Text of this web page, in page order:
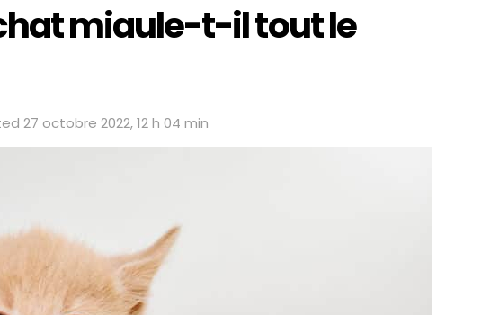
miaule-t-il tout le
27 octobre 2022, 12 h 04 min